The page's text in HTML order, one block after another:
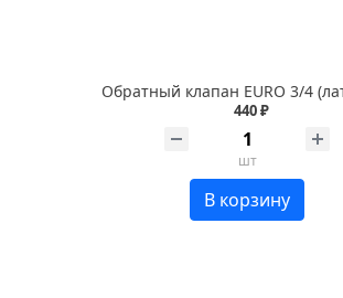
Обратный клапан EURO 3/4
440 ₽
шт
В корзину